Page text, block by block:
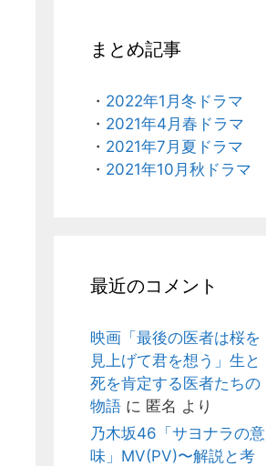
まとめ記事
・ 2022年1月冬ドラマ
・ 2021年4月春ドラマ
・ 2021年7月夏ドラマ
・ 2021年10月秋ドラマ
最近のコメント
映画「最後の医者は桜を
見上げて君を想う」生と
死を肯定する医者たちの
物語 に 匿名 より
乃木坂46「サヨナラの意
味」MV(PV)〜解説と考